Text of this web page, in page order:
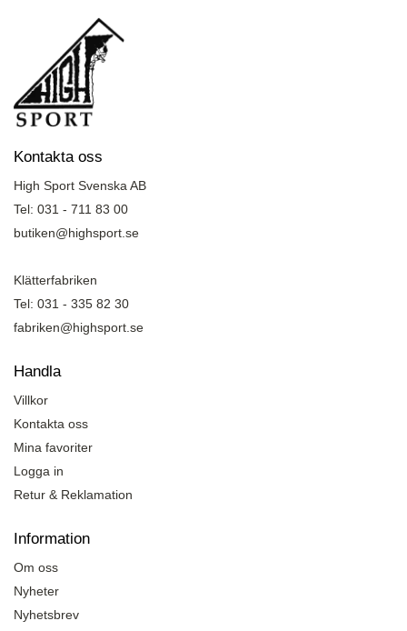
Kontakta oss
High Sport Svenska AB
Tel: 031 - 711 83 00
butiken@highsport.se
Klätterfabriken
Tel: 031 - 335 82 30
fabriken@highsport.se
Handla
Villkor
Kontakta oss
Mina favoriter
Logga in
Retur & Reklamation
Information
Om oss
Nyheter
Nyhetsbrev